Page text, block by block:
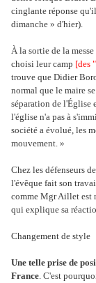
cinglante réponse
dimanche » d'hier).
À la sortie de la
choisi leur camp [des
trouve que Didier
normal que le maire
séparation de l'Église
l'église n'a pas à
société a évolué, les
mouvement. »
Chez les défenseurs
l'évêque fait son
comme Mgr Aillet est
qui explique sa
Changement de style
Une telle prise de
France. C'est